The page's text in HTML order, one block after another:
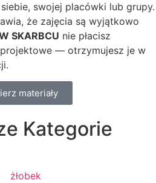
swojej placówki lub grupy.
że zajęcia są wyjątkowo
SKARBCU nie płacisz
— otrzymujesz je w
materiały
Kategorie